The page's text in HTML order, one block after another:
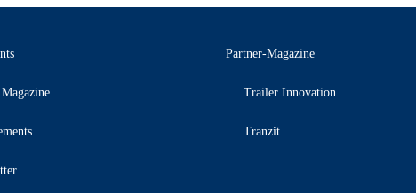
Partner-Magazine
Trailer Innovation
Tranzit